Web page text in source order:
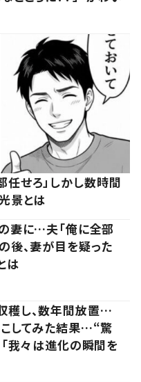
せろ」しかし数時間
景とは
妻に…夫「俺に全部
後、妻が目を疑った
は
穫し、数年間放置…
してみた結果…“驚
「我々は進化の瞬間を